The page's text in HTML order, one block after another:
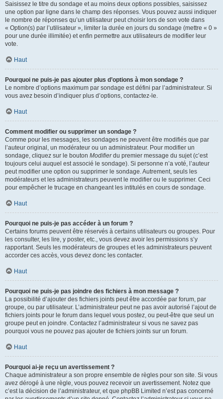
Saisissez le titre du sondage et au moins deux options possibles, saisissez
une option par ligne dans le champ des réponses. Vous pouvez aussi indiquer
le nombre de réponses qu’un utilisateur peut choisir lors de son vote dans
« Option(s) par l’utilisateur », limiter la durée en jours du sondage (mettre « 0 »
pour une durée illimitée) et enfin permettre aux utilisateurs de modifier leur
vote.
Haut
Pourquoi ne puis-je pas ajouter plus d’options à mon sondage ?
Le nombre d’options maximum par sondage est défini par l’administrateur. Si
vous avez besoin d’indiquer plus d’options, contactez-le.
Haut
Comment modifier ou supprimer un sondage ?
Comme pour les messages, les sondages ne peuvent être modifiés que par
l’auteur original, un modérateur ou un administrateur. Pour modifier un
sondage, cliquez sur le bouton Modifierdu premier message du sujet (c’est
toujours celui auquel est associé le sondage). Si personne n’a voté, l’auteur
peut modifier une option ou supprimer le sondage. Autrement, seuls les
modérateurs et les administrateurs peuvent le modifier ou le supprimer. Ceci
pour empêcher le trucage en changeant les intitulés en cours de sondage.
Haut
Pourquoi ne puis-je pas accéder à un forum ?
Certains forums peuvent être réservés à certains utilisateurs ou groupes. Pour
les consulter, les lire, y poster, etc., vous devez avoir les permissions s’y
rapportant. Seuls les modérateurs de groupes et les administrateurs peuvent
accorder ces accès, vous devez donc les contacter.
Haut
Pourquoi ne puis-je pas joindre des fichiers à mon message ?
La possibilité d’ajouter des fichiers joints peut être accordée par forum, par
groupe, ou par utilisateur. L’administrateur peut ne pas avoir autorisé l’ajout de
fichiers joints pour le forum dans lequel vous postez, ou peut-être que seul un
groupe peut en joindre. Contactez l’administrateur si vous ne savez pas
pourquoi vous ne pouvez pas ajouter de fichiers joints sur un forum.
Haut
Pourquoi ai-je reçu un avertissement ?
Chaque administrateur a son propre ensemble de règles pour son site. Si vous
avez dérogé à une règle, vous pouvez recevoir un avertissement. Notez que
c’est la décision de l’administrateur, et que phpBB Limited n’est pas concerné